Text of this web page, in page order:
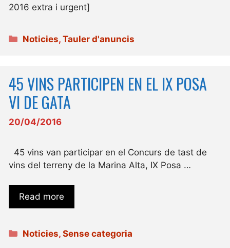
2016 extra i urgent]
Categories
Noticies,Tauler d'anuncis
45 VINS PARTICIPEN EN EL IX POSA
VI DE GATA
20/04/2016
45 vins van participar en el Concurs de tast de
vins del terreny de la Marina Alta, IX Posa …
Read more
Categories
Noticies,Sense categoria